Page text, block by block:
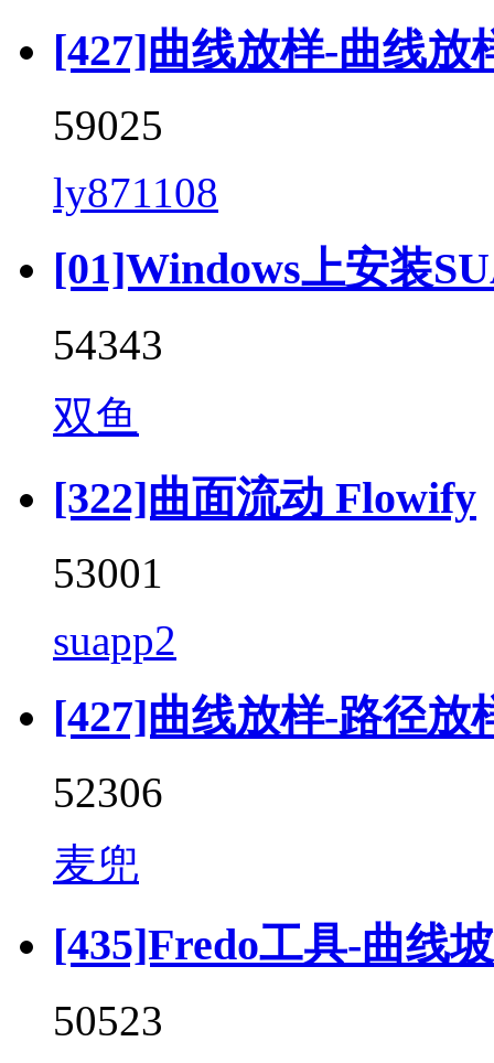
[427]曲线放样-曲线放
59025
ly871108
[01]Windows上安装
54343
双鱼
[322]曲面流动 Flowify
53001
suapp2
[427]曲线放样-路径放
52306
麦兜
[435]Fredo工具-曲线
50523